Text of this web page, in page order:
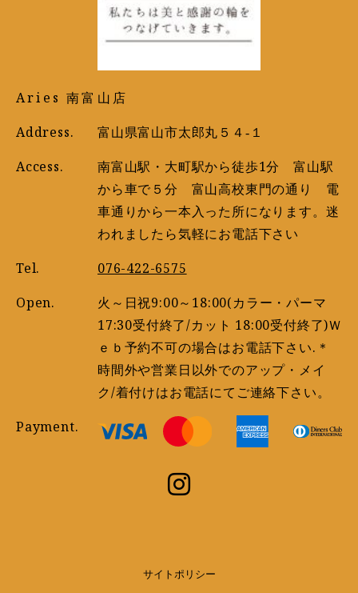
Aries 南富山店
Address.
富山県富山市太郎丸５４‐１
Access.
南富山駅・大町駅から徒歩1分 富山駅
から車で５分 富山高校東門の通り 電
車通りから一本入った所になります。迷
われましたら気軽にお電話下さい
Tel.
076-422-6575
Open.
火～日祝9:00～18:00(カラー・パーマ
17:30受付終了/カット 18:00受付終了)Ｗ
ｅｂ予約不可の場合はお電話下さい.＊
時間外や営業日以外でのアップ・メイ
ク/着付けはお電話にてご連絡下さい。
Payment.
サイトポリシー